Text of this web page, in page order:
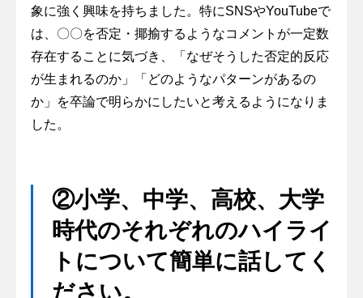
象に強く興味を持ちました。特にSNSやYouTubeで
は、〇〇を否定・揶揄するようなコメントが一定数
存在することに気づき、「なぜそうした否定的反応
が生まれるのか」「どのようなパターンがあるの
か」を卒論で明らかにしたいと考えるようになりま
した。
②小学、中学、高校、大学
時代のそれぞれのハイライ
トについて簡単に話してく
ださい。